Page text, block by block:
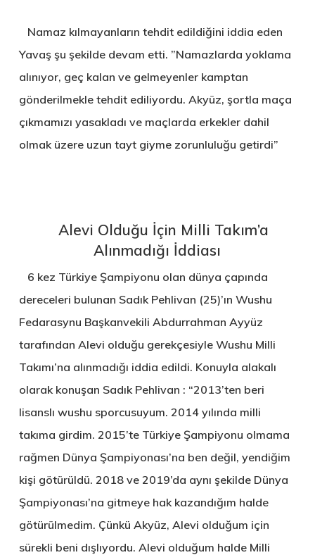
Namaz kılmayanların tehdit edildiğini iddia eden
Yavaş şu şekilde devam etti. ”Namazlarda yoklama
alınıyor, geç kalan ve gelmeyenler kamptan
gönderilmekle tehdit ediliyordu. Akyüz, şortla maça
çıkmamızı yasakladı ve maçlarda erkekler dahil
olmak üzere uzun tayt giyme zorunluluğu getirdi”
Alevi Olduğu İçin Milli Takım’a
Alınmadığı İddiası
6 kez Türkiye Şampiyonu olan dünya çapında
dereceleri bulunan Sadık Pehlivan (25)’ın Wushu
Fedarasynu Başkanvekili Abdurrahman Ayyüz
tarafından Alevi olduğu gerekçesiyle Wushu Milli
Takımı’na alınmadığı iddia edildi. Konuyla alakalı
olarak konuşan Sadık Pehlivan : “2013’ten beri
lisanslı wushu sporcusuyum. 2014 yılında milli
takıma girdim. 2015’te Türkiye Şampiyonu olmama
rağmen Dünya Şampiyonası’na ben değil, yendiğim
kişi götürüldü. 2018 ve 2019’da aynı şekilde Dünya
Şampiyonası’na gitmeye hak kazandığım halde
götürülmedim. Çünkü Akyüz, Alevi olduğum için
sürekli beni dışlıyordu. Alevi olduğum halde Milli